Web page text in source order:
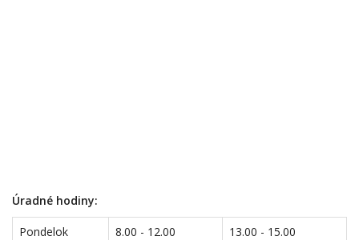
Úradné hodiny:
Pondelok 8.00 - 12.00
13.00 - 15.00